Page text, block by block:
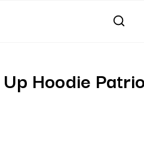
Hoodie